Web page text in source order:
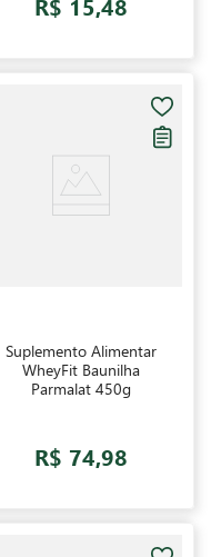
R$ 15,48
Suplemento Alimentar
WheyFit Baunilha
Parmalat 450g
R$ 74,98